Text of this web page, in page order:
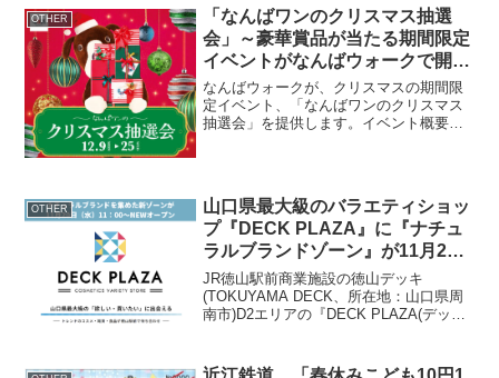
かった。 こじはるが演じる魔法使いメ
グは魔法...
OTHER
「なんばワンのクリスマス抽選
会」～豪華賞品が当たる期間限定
イベントがなんばウォークで開
催！
なんばウォークが、クリスマスの期間限
定イベント、「なんばワンのクリスマス
抽選会」を提供します。イベント概要名
ォ...
OTHER
山口県最大級のバラエティショッ
プ『DECK PLAZA』に『ナチュ
ラルブランドゾーン』が11月20
日(水)NEWオープン！
JR徳山駅前商業施設の徳山デッキ
(TOKUYAMA DECK、所在地：山口県周
南市)D2エリアの『DECK PLAZA(デッキ
たします！ナチュラルブラ...